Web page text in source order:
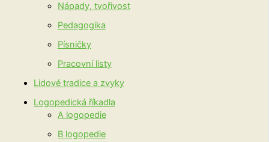
Nápady, tvořivost
Pedagogika
Písničky
Pracovní listy
Lidové tradice a zvyky
Logopedická říkadla
A logopedie
B logopedie